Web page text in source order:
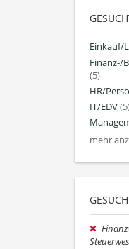
Einkauf/
Finanz-/
(5)
HR/
IT/EDV
mehr